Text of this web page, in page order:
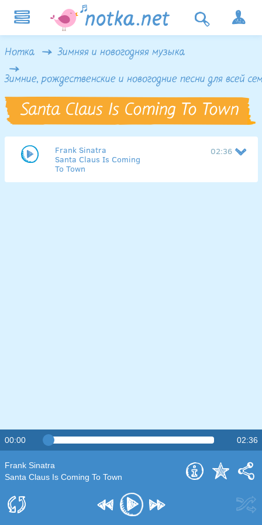
Нотка Зимняя и новогодняя музыка
Зимние, рождественские и новогодние песни для всей
Santa Claus Is Coming To Town
Frank Sinatra
Santa Claus Is Coming
To Town
02:36
00:00 02:36
Frank Sinatra
Santa Claus Is Coming To Town